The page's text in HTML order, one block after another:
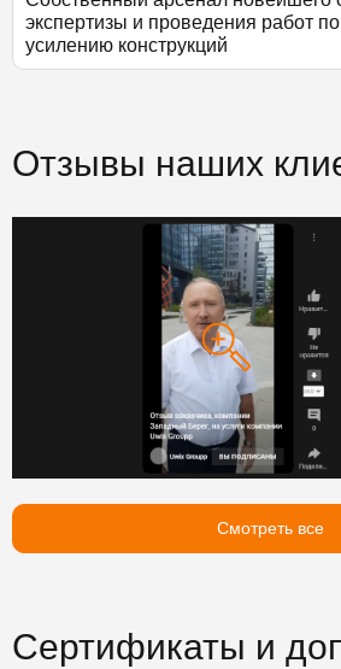
экспертизы и проведения работ
усилению конструкций
Отзывы наших
Смотреть все
Сертификаты и